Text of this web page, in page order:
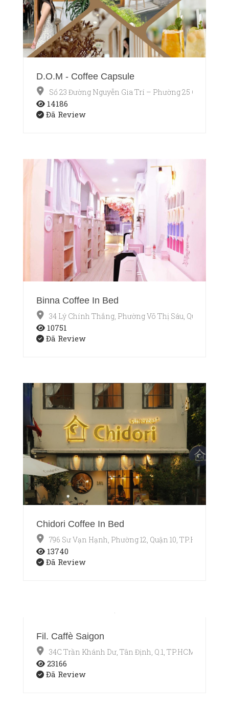
D.O.M - Coffee Capsule
Số 23 Đường Nguyễn Gia Trí – Phường 25 Quận
14186
Đã Review
Binna Coffee In Bed
34 Lý Chính Thắng, Phường Võ Thị Sáu, Quận 3, Hồ
10751
Đã Review
Chidori Coffee In Bed
796 Sư Vạn Hạnh, Phường 12, Quận 10, TP.HCM
13740
Đã Review
Fil. Caffè Saigon
34C Trần Khánh Dư, Tân Định, Q.1, TP.HCM
23166
Đã Review